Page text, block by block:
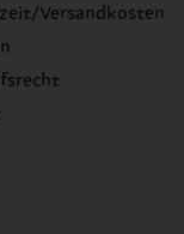
Versandkosten